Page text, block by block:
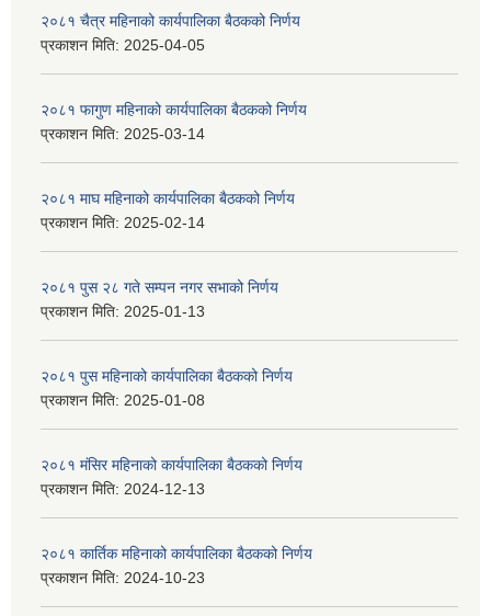
२०८१ चैत्र महिनाको कार्यपालिका बैठकको निर्णय
प्रकाशन मिति: 2025-04-05
२०८१ फागुण महिनाको कार्यपालिका बैठकको निर्णय
प्रकाशन मिति: 2025-03-14
२०८१ माघ महिनाको कार्यपालिका बैठकको निर्णय
प्रकाशन मिति: 2025-02-14
२०८१ पुस २८ गते सम्प‍न नगर सभाको निर्णय
प्रकाशन मिति: 2025-01-13
२०८१ पुस महिनाको कार्यपालिका बैठकको निर्णय
प्रकाशन मिति: 2025-01-08
२०८१ मंसिर महिनाको कार्यपालिका बैठकको निर्णय
प्रकाशन मिति: 2024-12-13
२०८१ कार्तिक महिनाको कार्यपालिका बैठकको निर्णय
प्रकाशन मिति: 2024-10-23